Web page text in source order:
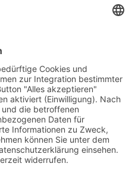
der Anmeldung
E‑Mail über inhaltlich
zu informieren,
Terminen,
Leistungen in
digitale Beratung.
Grundlage von § 7
Verwendung Ihrer
jederzeit mit